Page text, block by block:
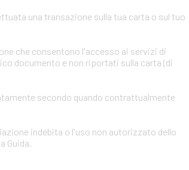
una transazione sulla tua carta o sul tuo
che consentono l'accesso ai servizi di
documento e non riportati sulla carta (di
secondo quando contrattualmente
indebita o l'uso non autorizzato dello
Guida.